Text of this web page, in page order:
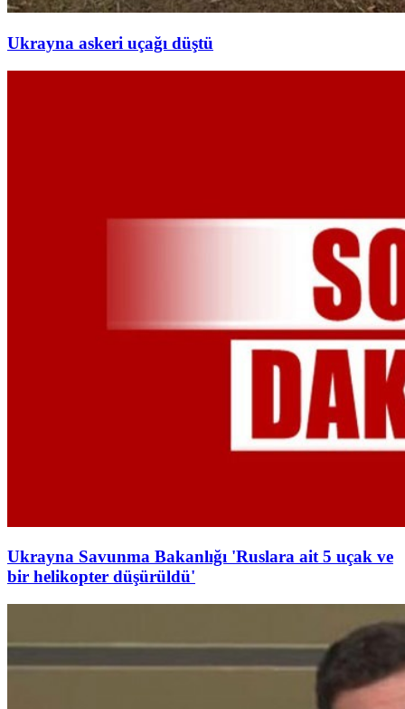
Ukrayna askeri uçağı düştü
Ukrayna Savunma Bakanlığı 'Ruslara ait 5 uçak ve
bir helikopter düşürüldü'